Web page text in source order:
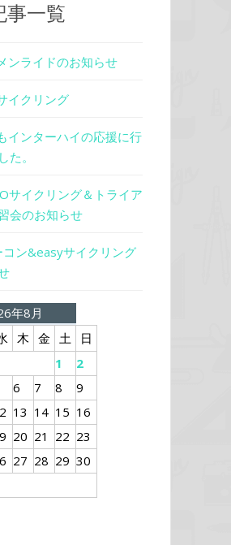
事一覧
ンライドのお知らせ
イクリング
インターハイの応援に行
た。
サイクリング＆トライア
会のお知らせ
ン&easyサイクリング
年8月
木 金 土
日
1
2
6 7 8
9
13 14 15 16
20 21 22 23
27 28 29 30